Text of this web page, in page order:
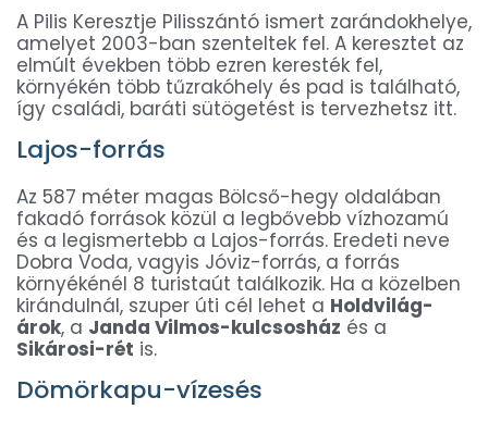
A Pilis Keresztje Pilisszántó ismert zarándokhelye,
amelyet 2003-ban szenteltek fel. A keresztet az
elmúlt években több ezren keresték fel,
környékén több tűzrakóhely és pad is található,
így családi, baráti sütögetést is tervezhetsz itt.
Lajos-forrás
Az 587 méter magas Bölcső-hegy oldalában
fakadó források közül a legbővebb vízhozamú
és a legismertebb a Lajos-forrás. Eredeti neve
Dobra Voda, vagyis Jóviz-forrás, a forrás
környékénél 8 turistaút találkozik. Ha a közelben
kirándulnál, szuper úti cél lehet a Holdvilág-
árok, a Janda Vilmos-kulcsosház és a
Sikárosi-rét is.
Dömörkapu-vízesés